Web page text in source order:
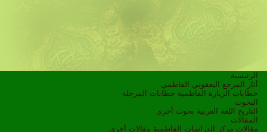
الرئيسية
أثار المرجع اليعقوبي الفاطمي
خطابات الزيارة الفاطمية خطابات المرحلة
البحوث
التاريخ
اللغة العربية بحوث أخرى
المقالات
مقالات مركز الدراسات الفاطمية مقالات أخرى